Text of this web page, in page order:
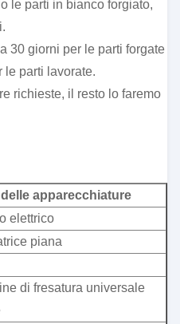
le parti in bianco forgiato,
30 giorni per le parti forgate
le parti lavorate.
richieste, il resto lo faremo
delle apparecchiature
elettrico
piana
di fresatura universale